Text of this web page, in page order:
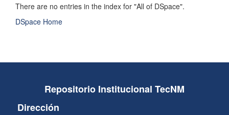
There are no entries in the index for "All of DSpace".
DSpace Home
Repositorio Institucional TecNM
Dirección